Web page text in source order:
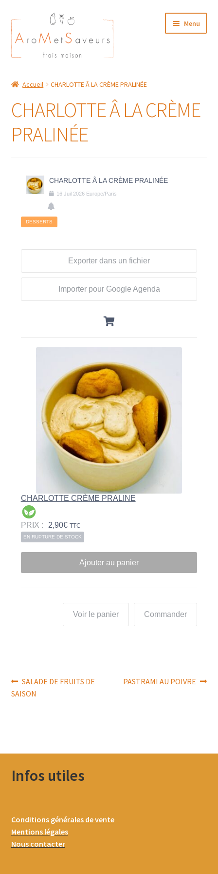
Aller
à
la
navigation
Aller
au
contenu
Menu
Accueil CHARLOTTE Â LA CRÈME PRALINÉE
CHARLOTTE Â LA CRÈME
PRALINÉE
CHARLOTTE Â LA CRÈME PRALINÉE
16 Juil 2026 Europe/Paris
DESSERTS
Exporter dans un fichier
Importer pour Google Agenda
CHARLOTTE CRÈME PRALINE
PRIX : 2,90€ TTC
EN RUPTURE DE STOCK
Ajouter au panier
Commander
Voir le panier
Navigation
de
Article
précédent :
SALADE DE FRUITS DE
SAISON
Article
PASTRAMI AU POIVRE
Infos utiles
Conditions générales de vente
Mentions légales
Nous contacter